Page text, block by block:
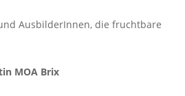
AusbilderInnen, die fruchtbare
MOA Brix